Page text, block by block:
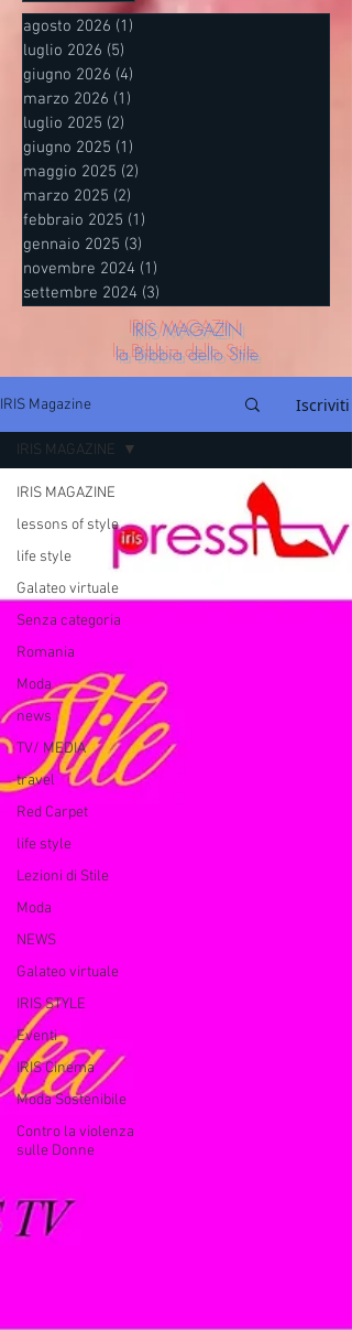
agosto 2026 (1)
luglio 2026 (5)
giugno 2026 (4)
marzo 2026 (1)
luglio 2025 (2)
giugno 2025 (1)
maggio 2025 (2)
marzo 2025 (2)
febbraio 2025 (1)
gennaio 2025 (3)
novembre 2024 (1)
settembre 2024 (3)
IRIS MAGAZIN
la Bibbia dello Stile
IRIS Magazine Iscriviti
IRIS MAGAZINE
lessons of style
life style
Galateo virtuale
Senza categoria
Romania
Moda
news
TV/ MEDIA
travel
Red Carpet
life style
Lezioni di Stile
Moda
NEWS
Galateo virtuale
IRIS STYLE
Eventi
IRIS Cinema
Moda Sostenibile
Contro la violenza
sulle Donne
IRIS MAGAZINE